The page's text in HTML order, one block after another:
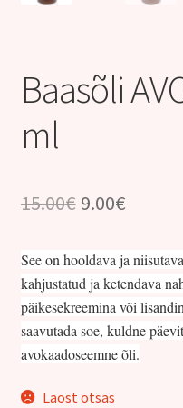
Baasõli
ml
15.00€ Algne
oli:
15.00€.
9.00€
on:
9.00€.
See on hooldava ja
kahjustatud ja ketendava
päikesekreemina või
saavutada soe, kuldne
avokaadoseemne õli.
Laost otsas